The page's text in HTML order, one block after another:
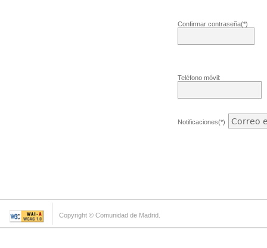
Confirmar contraseña(*)
Teléfono móvil:
Notificaciones(*)
Copyright © Comunidad de Madrid.